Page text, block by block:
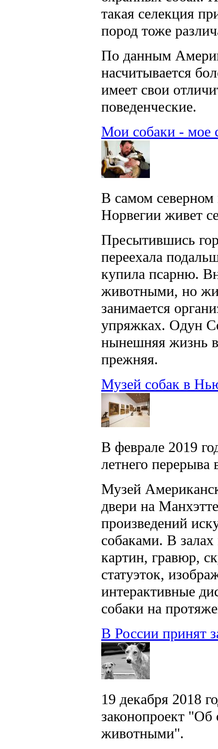
такая селекция
пород тоже
По данным
насчитывается
имеет свои
поведенческие.
Мои собаки - мое
В самом северном
Норвегии живет
Пресытившись
переехала
купила псарню.
животными, но
занимается
упряжках. Одун
нынешняя жизнь
прежняя.
Музей собак в
В феврале 2019
летнего
Музей
двери на
произведений
собаками. В
картин, гравюр,
статуэток,
интерактивные
собаки на
В России принят
19 декабря 2018
законопроект "Об
животными".